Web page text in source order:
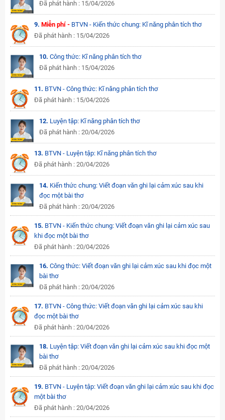
Đã phát hành : 15/04/2026
9.Miễn phí - BTVN - Kiến thức chung: Kĩ năng phân tích thơ
Đã phát hành : 15/04/2026
10. Công thức: Kĩ năng phân tích thơ
Đã phát hành : 15/04/2026
11. BTVN - Công thức: Kĩ năng phân tích thơ
Đã phát hành : 15/04/2026
12. Luyện tập: Kĩ năng phân tích thơ
Đã phát hành : 20/04/2026
13. BTVN - Luyện tập: Kĩ năng phân tích thơ
Đã phát hành : 20/04/2026
14. Kiến thức chung: Viết đoạn văn ghi lại cảm xúc sau khi
đọc một bài thơ
Đã phát hành : 20/04/2026
15. BTVN - Kiến thức chung: Viết đoạn văn ghi lại cảm xúc sau
khi đọc một bài thơ
Đã phát hành : 20/04/2026
16. Công thức: Viết đoạn văn ghi lại cảm xúc sau khi đọc một
bài thơ
Đã phát hành : 20/04/2026
17. BTVN - Công thức: Viết đoạn văn ghi lại cảm xúc sau khi
đọc một bài thơ
Đã phát hành : 20/04/2026
18. Luyện tập: Viết đoạn văn ghi lại cảm xúc sau khi đọc một
bài thơ
Đã phát hành : 20/04/2026
19. BTVN - Luyện tập: Viết đoạn văn ghi lại cảm xúc sau khi đọc
một bài thơ
Đã phát hành : 20/04/2026